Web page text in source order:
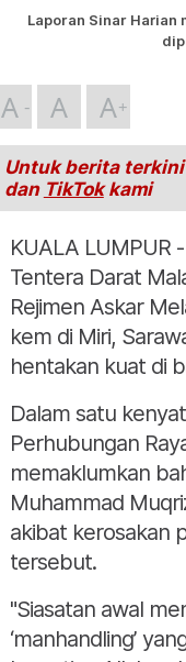
Laporan Sinar
A A A
Untuk berita
dan TikTokkami
KUALA LUMPUR
Tentera Darat
Rejimen Askar
kem di Miri,
hentakan kuat di
Dalam satu
Perhubungan
memaklumkan
Muhammad
akibat kerosakan
tersebut.
"Siasatan awal
‘manhandling’